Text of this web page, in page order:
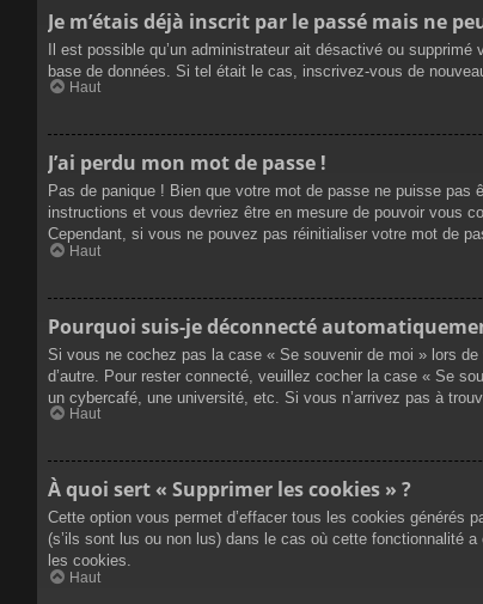
Je m’étais déjà inscrit par le passé mais ne
Il est possible qu’un administrateur ait désactivé ou
base de données. Si tel était le cas, inscrivez-vous de
Haut
J’ai perdu mon mot de passe !
Pas de panique ! Bien que votre mot de passe ne puisse
instructions et vous devriez être en mesure de pouvoir vous
Cependant, si vous ne pouvez pas réinitialiser votre mot de
Haut
Pourquoi suis-je déconnecté
Si vous ne cochez pas la case « Se souvenir de moi » lors
d’autre. Pour rester connecté, veuillez cocher la case « Se
un cybercafé, une université, etc. Si vous n’arrivez pas à
Haut
À quoi sert « Supprimer les cookies » ?
Cette option vous permet d’effacer tous les cookies générés
(s’ils sont lus ou non lus) dans le cas où cette fonctionnalité
les cookies.
Haut